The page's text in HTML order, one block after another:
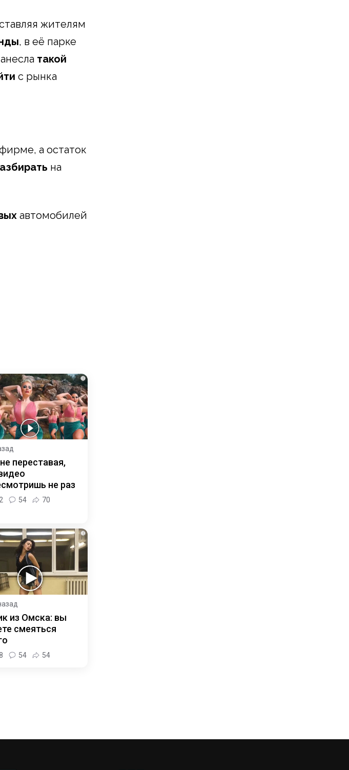
жителям
, в её парке
такой
с рынка
а остаток
на
автомобилей
i
переставая,
не раз
54 70
i
из Омска: вы
смеяться
54 54